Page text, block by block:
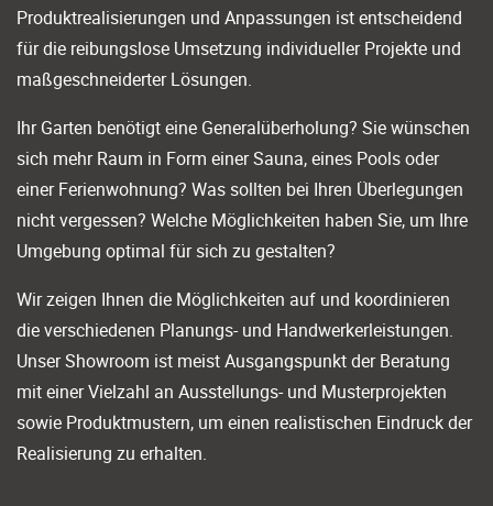
Produktrealisierungen und Anpassungen ist entscheidend
für die reibungslose Umsetzung individueller Projekte und
maßgeschneiderter Lösungen.
Ihr Garten benötigt eine Generalüberholung? Sie wünschen
sich mehr Raum in Form einer Sauna, eines Pools oder
einer Ferienwohnung? Was sollten bei Ihren Überlegungen
nicht vergessen? Welche Möglichkeiten haben Sie, um Ihre
Umgebung optimal für sich zu gestalten?
Wir zeigen Ihnen die Möglichkeiten auf und koordinieren
die verschiedenen Planungs- und Handwerkerleistungen.
Unser Showroom ist meist Ausgangspunkt der Beratung
mit einer Vielzahl an Ausstellungs- und Musterprojekten
sowie Produktmustern, um einen realistischen Eindruck der
Realisierung zu erhalten.